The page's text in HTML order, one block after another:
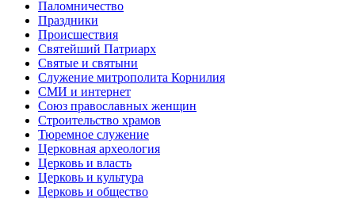
Паломничество
Праздники
Происшествия
Святейший Патриарх
Святые и святыни
Служение митрополита Корнилия
СМИ и интернет
Союз православных женщин
Строительство храмов
Тюремное служение
Церковная археология
Церковь и власть
Церковь и культура
Церковь и общество